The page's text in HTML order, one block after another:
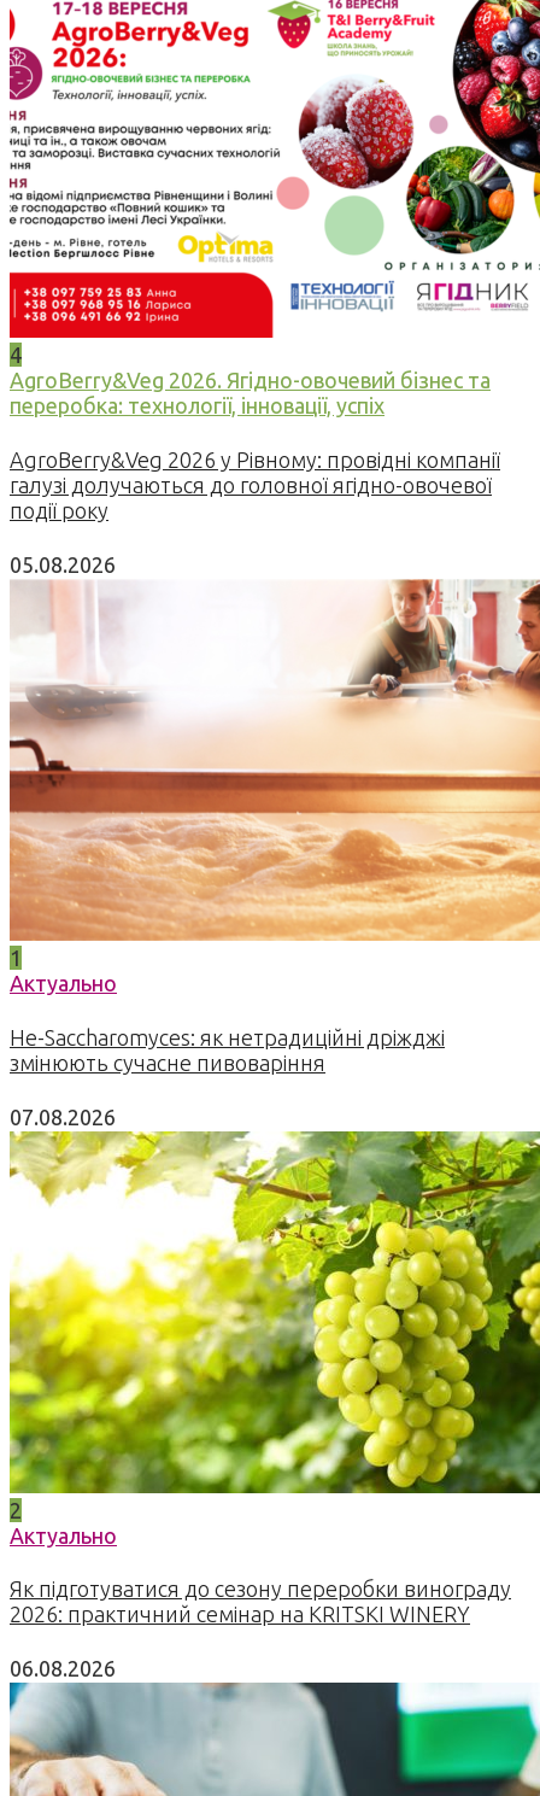
4
AgroBerry&Veg 2026. Ягідно-овочевий бізнес та
переробка: технології, інновації, успіх
AgroBerry&Veg 2026 у Рівному: провідні компанії
галузі долучаються до головної ягідно-овочевої
події року
05.08.2026
1
Актуально
Не-Saccharomyces: як нетрадиційні дріжджі
змінюють сучасне пивоваріння
07.08.2026
2
Актуально
Як підготуватися до сезону переробки винограду
2026: практичний семінар на KRITSKI WINERY
06.08.2026